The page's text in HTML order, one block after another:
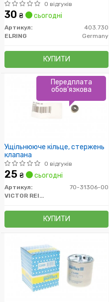
0 відгуків
30 ₴ сьогодні
Артикул:
403.730
ELRING
Germany
КУПИТИ
Ущільнююче кільце, стержень
клапана
0 відгуків
25 ₴ сьогодні
Артикул:
70-31306-00
VICTOR REINZ
КУПИТИ
Передплата
обов'язкова